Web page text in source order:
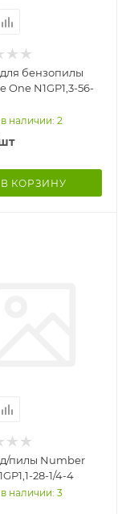
бензопилы
One N1GP1,3-56-
в наличии: 2
В КОРЗИНУ
пилы Number
28-1/4-4
в наличии: 3